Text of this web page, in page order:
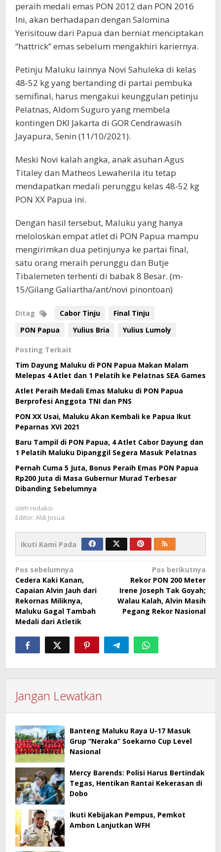
peraih medali emas PON 2012 dan PON 2016
Ini, akan berhadapan dengan Salomina
Yerisitouw dari Papua dan berniat menciptakan
“hattrick” emas sebelum mengakhiri kariernya.
Petinju Maluku lainnya Novi Sahuleka di kelas
48-52 kg yang bertanding di partai pembuka
semifinal, harus mengakui keunggulan petinju
Pelatnas, Aldom Suguro yang membela
kontingen DKI Jakarta di GOR Cendrawasih
Jayapura, Senin (11/10/2021).
Meski Novi kalah angka, anak asuhan Agus
Titaley dan Matheos Lewaherila itu tetap
mendapatkan medali perunggu kelas 48-52 kg
PON XX Papua ini.
Dengan hasil tersebut, Maluku yang hanya
meloloskan empat atlet di PON Papua mampu
mengirimkan dua petinjunya ke partai final,
satu orang meraih perunggu dan Butje
Tibalemeten terhenti di babak 8 Besar. (m-
15/Gilang Galiartha/ant/novi pinontoan)
Ditag Cabor Tinju
Final Tinju
PON Papua
Yulius Bria Yulius Lumoly
Posting Terkait
Tim Dayung Maluku di PON Papua Makan Malam
Melepas 4 Atlet dan 1 Pelatih ke Pelatnas SEA Games
Atlet Peraih Medali Emas Maluku di PON Papua
Berprofesi Anggota TNI dan PNS
PON XX Usai, Maluku Akan Kembali ke Papua Ikut
Peparnas XVI 2021
Baru Tampil di PON Papua, 4 Atlet Cabor Dayung dan
1 Pelatih Maluku Dipanggil Segera Masuk Pelatnas
Pernah Cuma 5 Juta, Bonus Peraih Emas PON Papua
Rp200 Juta di Masa Gubernur Murad Terbesar
Dibanding Sebelumnya
oleh redaksi
Editor: Aldi Josua
Ikuti Kami Pada
Navigasi
pos
Pos sebelumnya
Cedera Kaki Kanan,
Capaian Alvin Jauh dari
Rekornas Miliknya,
Maluku Gagal Tambah
Medali dari Atletik
Pos berikutnya
Rekor PON 200 Meter
Irene Joseph Tak Goyah;
Walau Kalah, Alvin Masih
Pegang Rekor Nasional
Jangan Lewatkan
Banteng Maluku Raya U-17 Masuk
Grup “Neraka” Soekarno Cup Level
Nasional
Mercy Barends: Polisi Harus Bertindak
Tegas, Hentikan Rantai Kekerasan di
Dobo
Ikuti Kebijakan Pempus, Pemkot
Ambon Lanjutkan WFH